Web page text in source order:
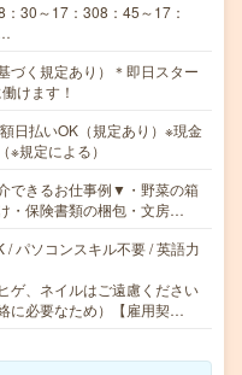
30～17：308：45～17：
づく規定あり）＊即日スター
けます！
払いOK（規定あり）※現金
規定による）
できるお仕事例▼・野菜の箱
・保険書類の梱包・文房…
/ パソコンスキル不要 / 英語力
ゲ、ネイルはご遠慮ください
に必要なため）【雇用契…